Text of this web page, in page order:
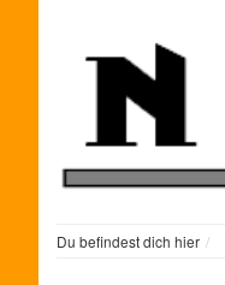
Du befindest dich hier